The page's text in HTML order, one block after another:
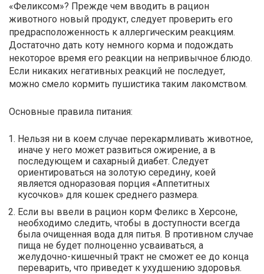
«Феликсом»? Прежде чем вводить в рацион
животного новый продукт, следует проверить его
предрасположенность к аллергическим реакциям.
Достаточно дать коту немного корма и подождать
некоторое время его реакции на непривычное блюдо.
Если никаких негативных реакций не последует,
можно смело кормить пушистика таким лакомством.
Основные правила питания:
Нельзя ни в коем случае перекармливать животное,
иначе у него может развиться ожирение, а в
последующем и сахарный диабет. Следует
ориентироваться на золотую середину, коей
является одноразовая порция «Аппетитных
кусочков» для кошек среднего размера.
Если вы ввели в рацион корм Феликс в Херсоне,
необходимо следить, чтобы в доступности всегда
была очищенная вода для питья. В противном случае
пища не будет полноценно усваиваться, а
желудочно-кишечный тракт не сможет ее до конца
переварить, что приведет к ухудшению здоровья.